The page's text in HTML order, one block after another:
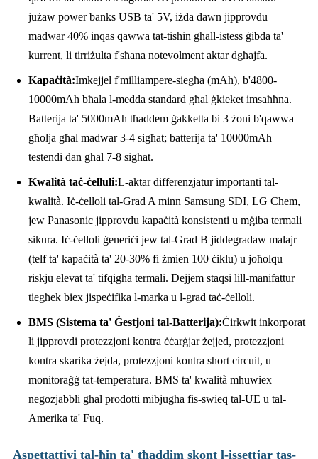
jużaw power banks USB ta' 5V, iżda dawn jipprovdu
madwar 40% inqas qawwa tat-tisħin għall-istess ġibda ta'
kurrent, li tirriżulta f'sħana notevolment aktar dgħajfa.
Kapaċità:Imkejjel f'milliampere-siegħa (mAh), b'4800-
10000mAh bħala l-medda standard għal ġkieket imsaħħna.
Batterija ta' 5000mAh tħaddem ġakketta bi 3 żoni b'qawwa
għolja għal madwar 3-4 sigħat; batterija ta' 10000mAh
testendi dan għal 7-8 sigħat.
Kwalità taċ-ċelluli:L-aktar differenzjatur importanti tal-
kwalità. Iċ-ċelloli tal-Grad A minn Samsung SDI, LG Chem,
jew Panasonic jipprovdu kapaċità konsistenti u mġiba termali
sikura. Iċ-ċelloli ġeneriċi jew tal-Grad B jiddegradaw malajr
(telf ta' kapaċità ta' 20-30% fi żmien 100 ċiklu) u joħolqu
riskju elevat ta' tifqigħa termali. Dejjem staqsi lill-manifattur
tiegħek biex jispeċifika l-marka u l-grad taċ-ċelloli.
BMS (Sistema ta' Ġestjoni tal-Batterija):Ċirkwit inkorporat
li jipprovdi protezzjoni kontra ċċarġjar żejjed, protezzjoni
kontra skarika żejda, protezzjoni kontra short circuit, u
monitoraġġ tat-temperatura. BMS ta' kwalità mhuwiex
negozjabbli għal prodotti mibjugħa fis-swieq tal-UE u tal-
Amerika ta' Fuq.
Aspettattivi tal-ħin ta' tħaddim skont l-issettjar tas-